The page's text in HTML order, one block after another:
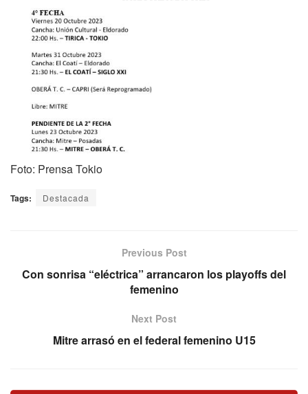
Foto: Prensa Tokio
Tags: Destacada
Previous Post
Con sonrisa “eléctrica” arrancaron los playoffs del
femenino
Next Post
Mitre arrasó en el federal femenino U15